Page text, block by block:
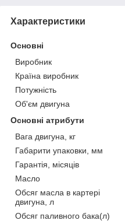
Характеристики
Основні
Виробник
Країна виробник
Потужність
Об'єм двигуна
Основні атрибути
Вага двигуна, кг
Габарити упаковки, мм
Гарантія, місяців
Масло
Обсяг масла в картері
двигуна, л
Обсяг паливного бака(л)